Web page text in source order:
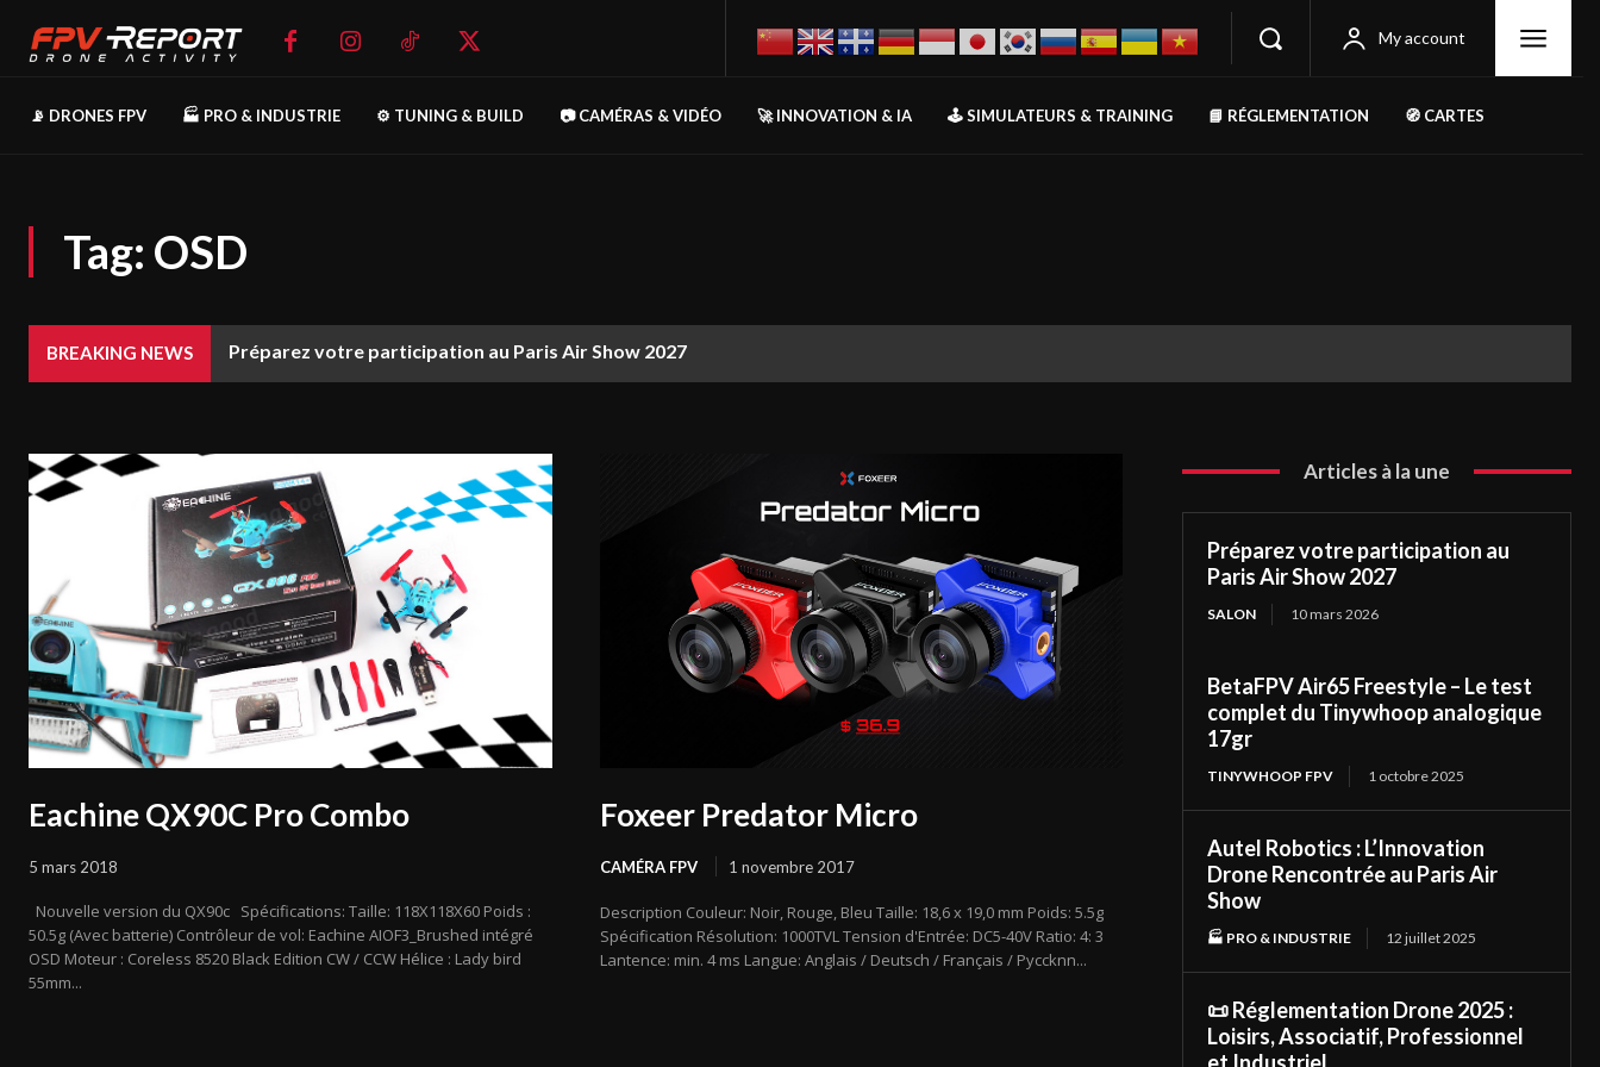
My account
📡 DRONES FPV 🏭 PRO & INDUSTRIE ⚙️ TUNING & BUILD 📷 CAMÉRAS & VIDÉO 🚀 INNOVATION & IA 🕹️ SIMULATEURS & TRAINING 📘 RÉGLEMENTATION 🧭 CARTES
Tag: OSD
BREAKING NEWS Préparez votre participation au Paris Air Show 2027
Eachine QX90C Pro Combo
5 mars 2018
Nouvelle version du QX90c Spécifications: Taille: 118X118X60 Poids :
50.5g (Avec batterie) Contrôleur de vol: Eachine AIOF3_Brushed intégré
OSD Moteur : Coreless 8520 Black Edition CW / CCW Hélice : Lady bird
55mm...
Foxeer Predator Micro
CAMÉRA FPV 1 novembre 2017
Description Couleur: Noir, Rouge, Bleu Taille: 18,6 x 19,0 mm Poids: 5.5g
Spécification Résolution: 1000TVL Tension d'Entrée: DC5-40V Ratio: 4: 3
Lantence: min. 4 ms Langue: Anglais / Deutsch / Français / Pyccknn...
Articles à la une
Préparez votre participation au
Paris Air Show 2027
SALON 10 mars 2026
BetaFPV Air65 Freestyle – Le test
complet du Tinywhoop analogique
17gr
TINYWHOOP FPV 1 octobre 2025
Autel Robotics : L’Innovation
Drone Rencontrée au Paris Air
Show
🏭 PRO & INDUSTRIE 12 juillet 2025
📜 Réglementation Drone 2025 :
Loisirs, Associatif, Professionnel